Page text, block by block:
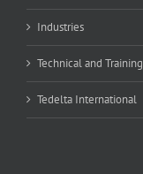
Industries
Technical and Training
Tedelta International